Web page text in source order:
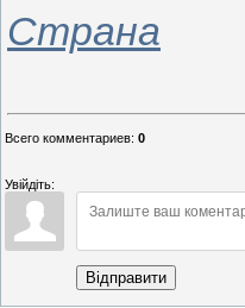
Страна
Всего комментариев: 0
Увійдіть:
Відправити